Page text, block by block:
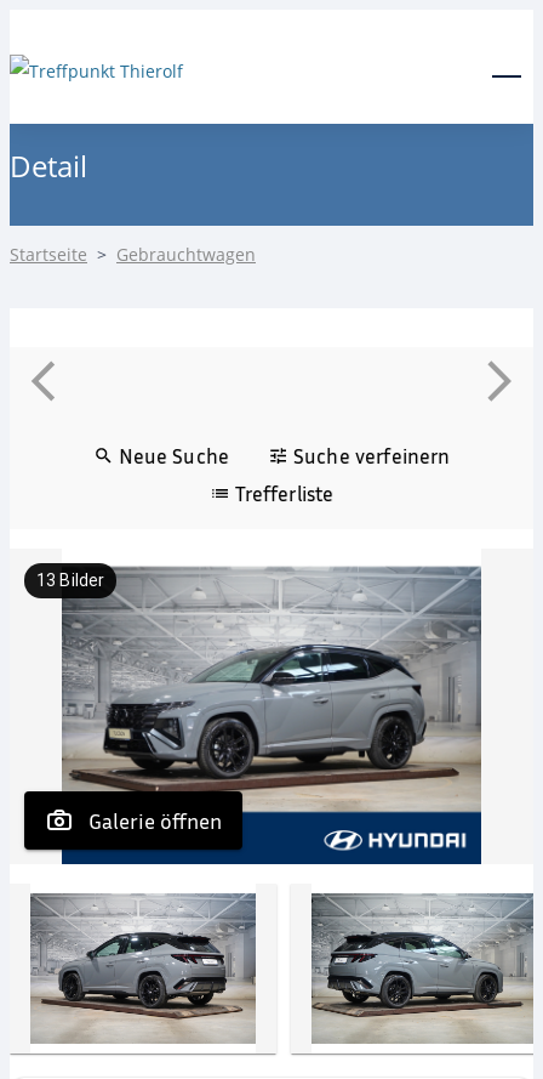
Detail
Startseite > Gebrauchtwagen
Neue Suche
Suche verfeinern
Trefferliste
Galerie öffnen
13 Bilder